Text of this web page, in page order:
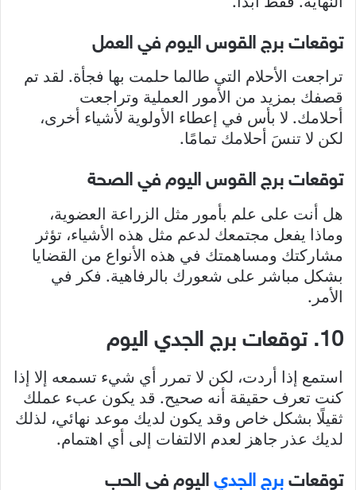
توقعات برج القوس اليوم في العمل
تراجعت الأحلام التي طالما حلمت بها فجأة. لقد تم
قصفك بمزيد من الأمور العملية وتراجعت
أحلامك. لا بأس في إعطاء الأولوية لأشياء أخرى،
لكن لا تنسَ أحلامك تمامًا.
توقعات برج القوس اليوم في الصحة
هل أنت على علم بأمور مثل الزراعة العضوية،
وماذا يفعل مجتمعك لدعم مثل هذه الأشياء، تؤثر
مشاركتك ومساهمتك في هذه الأنواع من القضايا
بشكل مباشر على شعورك بالرفاهية. فكر في
الأمر.
10. توقعات برج الجدي اليوم
استمع إذا أردت، لكن لا تمرر أي شيء تسمعه إلا إذا
كنت تعرف حقيقة أنه صحيح. قد يكون عبء عملك
ثقيلًا بشكل خاص وقد يكون لديك موعد نهائي، لذلك
لديك عذر جاهز لعدم الالتفات إلى أي اهتمام.
توقعات برج الجدي اليوم في الحب